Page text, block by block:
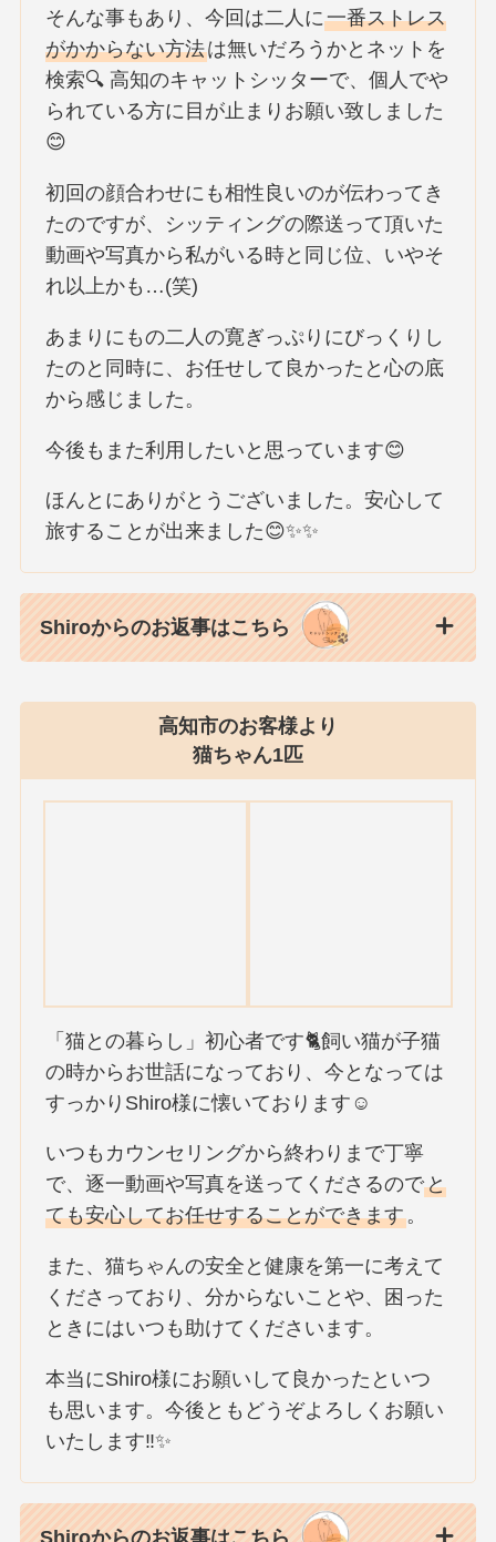
そんな事もあり、今回は二人に一番ストレス
がかからない方法は無いだろうかとネットを
検索🔍 高知のキャットシッターで、個人でや
られている方に目が止まりお願い致しました
😊
初回の顔合わせにも相性良いのが伝わってき
たのですが、シッティングの際送って頂いた
動画や写真から私がいる時と同じ位、いやそ
れ以上かも…(笑)
あまりにもの二人の寛ぎっぷりにびっくりし
たのと同時に、お任せして良かったと心の底
から感じました。
今後もまた利用したいと思っています😊
ほんとにありがとうございました。安心して
旅することが出来ました😊✨✨
Shiroからのお返事はこちら
高知市のお客様より
猫ちゃん1匹
「猫との暮らし」初心者です🐈飼い猫が子猫
の時からお世話になっており、今となっては
すっかりShiro様に懐いております☺️
いつもカウンセリングから終わりまで丁寧
で、逐一動画や写真を送ってくださるのでと
ても安心してお任せすることができます。
また、猫ちゃんの安全と健康を第一に考えて
くださっており、分からないことや、困った
ときにはいつも助けてくださいます。
本当にShiro様にお願いして良かったといつ
も思います。今後ともどうぞよろしくお願い
いたします‼✨
Shiroからのお返事はこちら